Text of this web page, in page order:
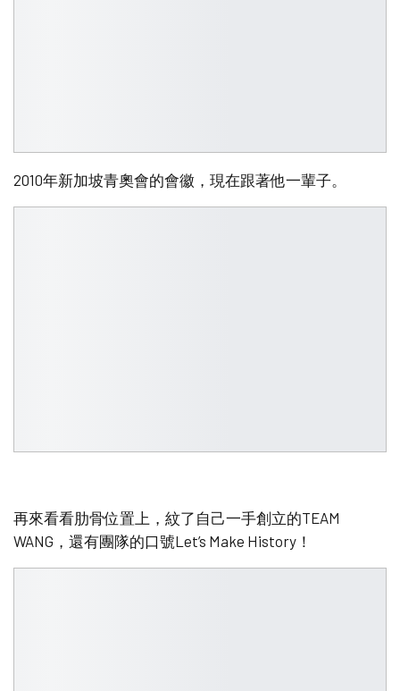
2010年新加坡青奧會的會徽，現在跟著他一輩子。
再來看看肋骨位置上，紋了自己一手創立的TEAM
WANG，還有團隊的口號Let’s Make History！